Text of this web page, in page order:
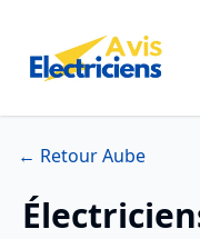
← Retour Aube